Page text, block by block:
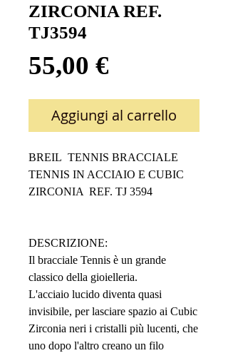
ZIRCONIA REF.
TJ3594
55,00 €
Aggiungi al carrello
BREIL TENNIS BRACCIALE
TENNIS IN ACCIAIO E CUBIC
ZIRCONIA REF. TJ 3594
DESCRIZIONE:
Il bracciale Tennis è un grande
classico della gioielleria.
L'acciaio lucido diventa quasi
invisibile, per lasciare spazio ai Cubic
Zirconia neri i cristalli più lucenti, che
uno dopo l'altro creano un filo